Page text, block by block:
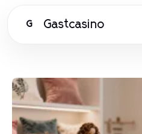
G Gastcasino